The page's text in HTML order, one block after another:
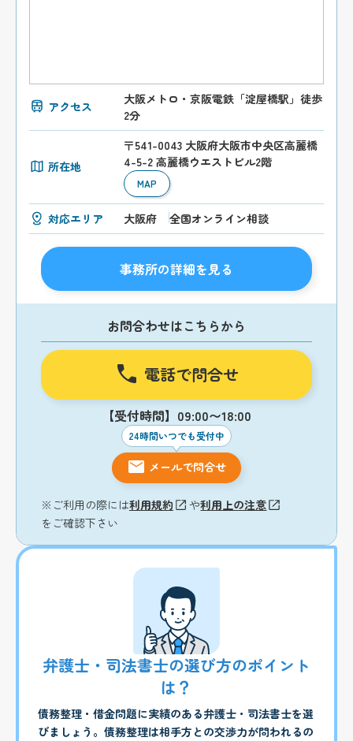
アクセス
大阪メトロ・京阪電鉄「淀屋橋駅」徒歩
2分
所在地
〒541-0043 大阪府大阪市中央区高麗橋
4-5-2 高麗橋ウエストビル2階
MAP
対応エリア 大阪府 全国オンライン相談
事務所の詳細を見る
お問合わせはこちらから
電話で問合せ
【受付時間】09:00〜18:00
24時間いつでも受付中
メールで問合せ
※ご利用の際には利用規約 や利用上の注意
をご確認下さい
弁護士・司法書士の選び方のポイント
は？
債務整理・借金問題に実績のある弁護士・司法書士を選
びましょう。債務整理は相手方との交渉力が問われるの